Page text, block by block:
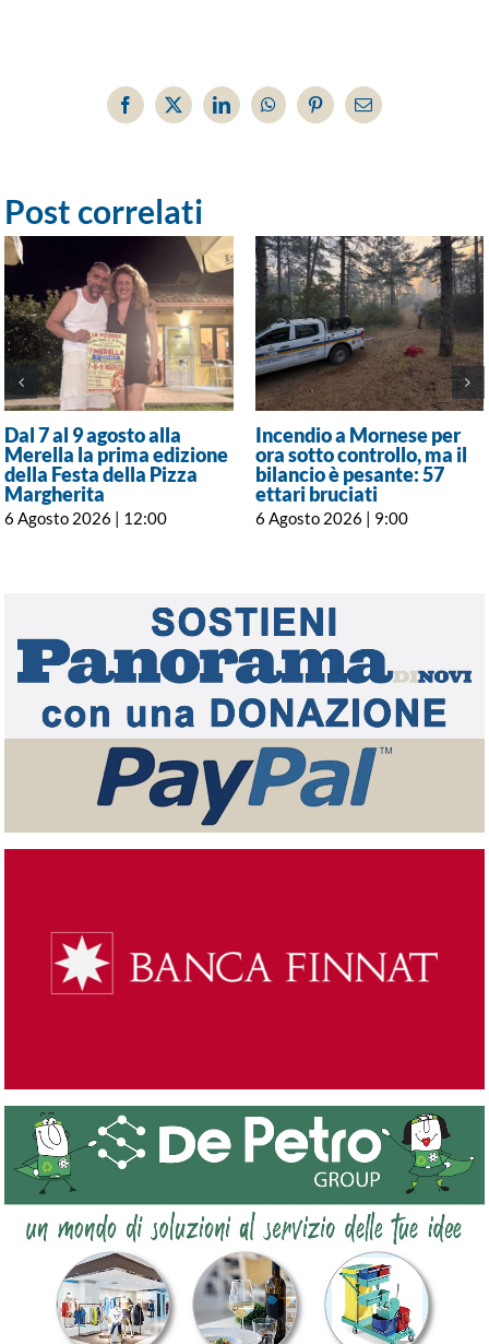
Facebook
X LinkedInWhatsAppPinterestEmail
Post correlati
Dal 7 al 9 agosto alla
Merella la prima edizione
della Festa della Pizza
Margherita
6 Agosto 2026 | 12:00
Incendio a Mornese per
ora sotto controllo, ma il
bilancio è pesante: 57
ettari bruciati
6 Agosto 2026 | 9:00